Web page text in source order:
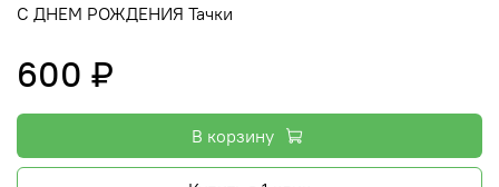
С ДНЕМ РОЖДЕНИЯ Тачки
600 ₽
В корзину